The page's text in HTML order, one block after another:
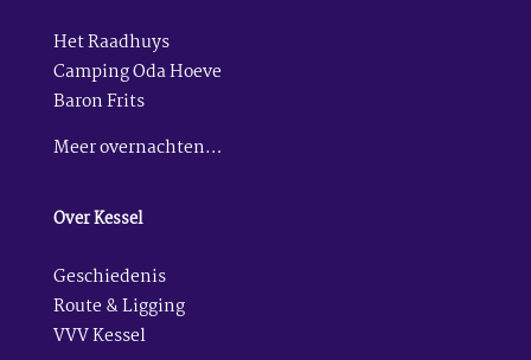
Het Raadhuys
Camping Oda Hoeve
Baron Frits
Meer overnachten…
Over Kessel
Geschiedenis
Route & Ligging
VVV Kessel